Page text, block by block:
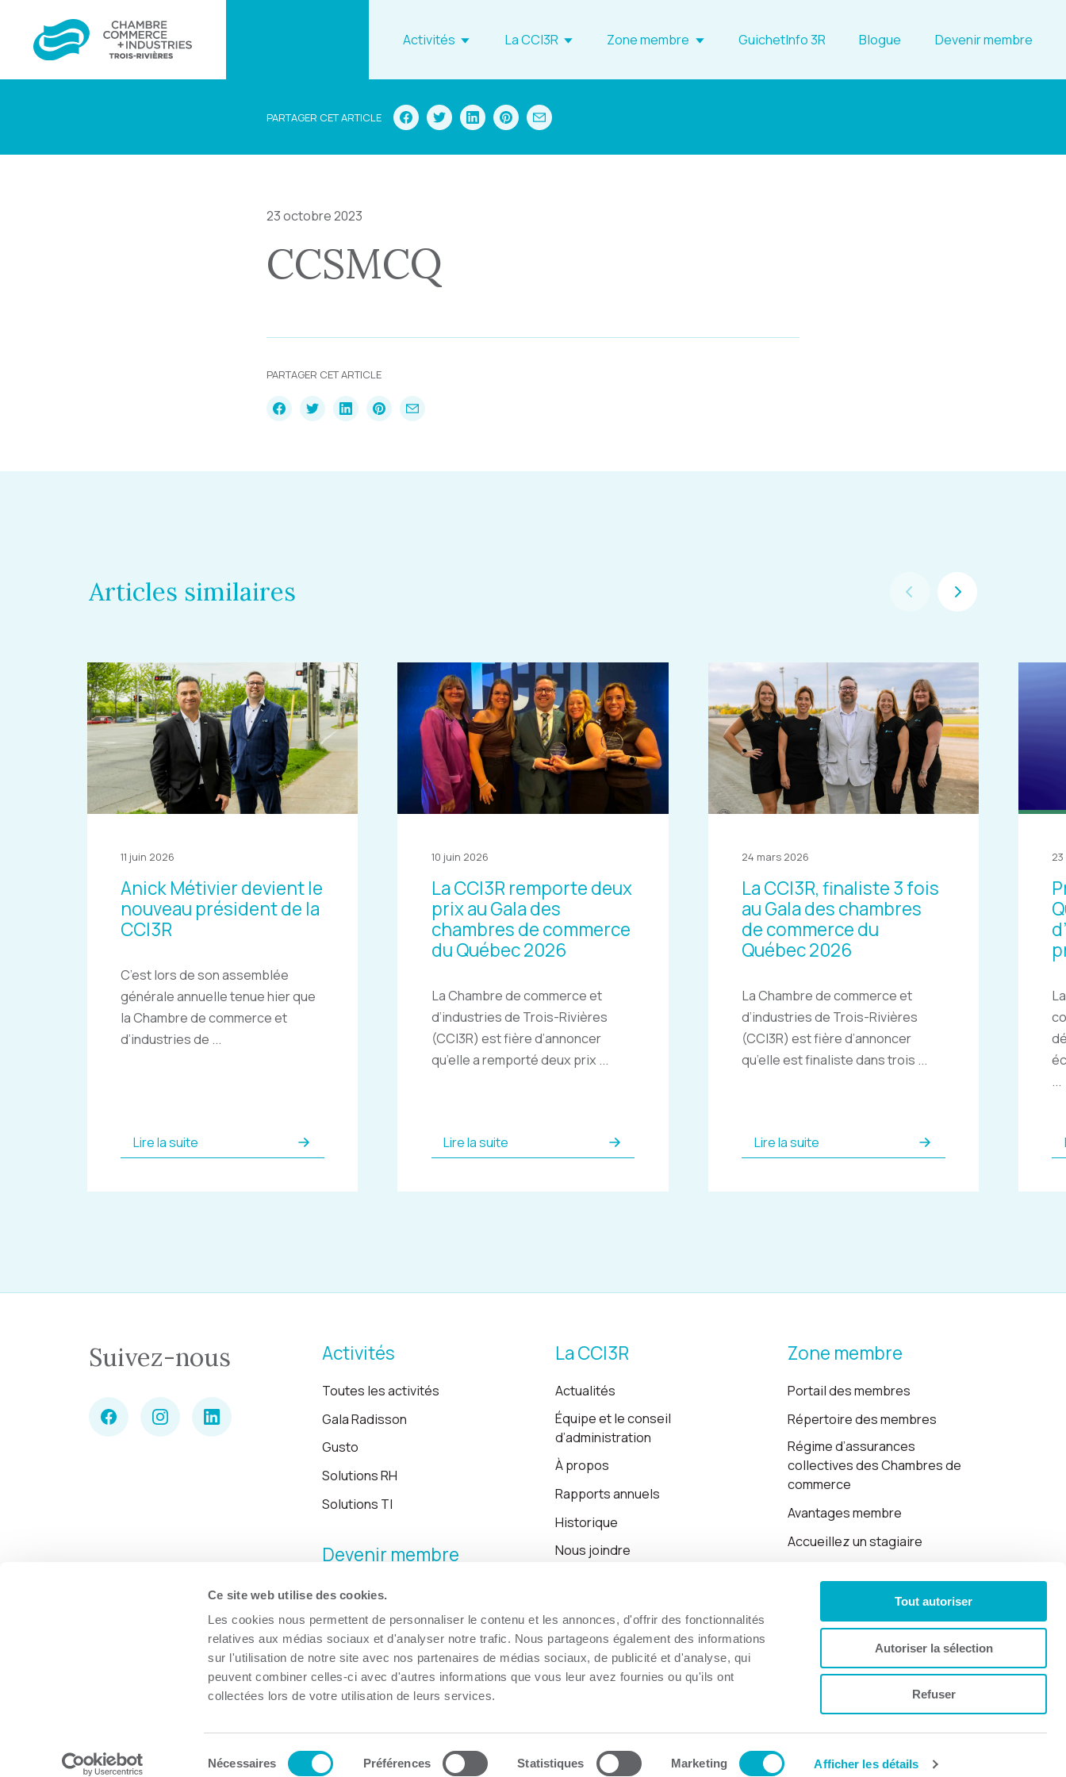
Ce site web utilise des cookies.
Les cookies nous permettent de personnaliser le contenu et les annonces, d'offrir des fonctionnalités
relatives aux médias sociaux et d'analyser notre trafic. Nous partageons également des informations
sur l'utilisation de notre site avec nos partenaires de médias sociaux, de publicité et d'analyse, qui
peuvent combiner celles-ci avec d'autres informations que vous leur avez fournies ou qu'ils ont
collectées lors de votre utilisation de leurs services.
Nécessaires Préférences Statistiques Marketing Afficher les détails
Tout autoriser
Autoriser la sélection
Refuser
Activités La CCI3R Zone membre GuichetInfo 3R Blogue Devenir membre
PARTAGER CET ARTICLE
23 octobre 2023
CCSMCQ
PARTAGER CET ARTICLE
Articles similaires
11 juin 2026
Anick Métivier devient le
nouveau président de la
CCI3R
C’est lors de son assemblée
générale annuelle tenue hier que
la Chambre de commerce et
d’industries de ...
Lire la suite
10 juin 2026
La CCI3R remporte deux
prix au Gala des
chambres de commerce
du Québec 2026
La Chambre de commerce et
d’industries de Trois-Rivières
(CCI3R) est fière d’annoncer
qu’elle a remporté deux prix ...
Lire la suite
24 mars 2026
La CCI3R, finaliste 3 fois
au Gala des chambres
de commerce du
Québec 2026
La Chambre de commerce et
d’industries de Trois-Rivières
(CCI3R) est fière d’annoncer
qu’elle est finaliste dans trois ...
Lire la suite
...
Suivez-nous Activités
Toutes les activités
Gala Radisson
Gusto
Solutions RH
Solutions TI
Devenir membre
La CCI3R
Actualités
Équipe et le conseil
d’administration
À propos
Rapports annuels
Historique
Nous joindre
Zone membre
Portail des membres
Répertoire des membres
Régime d’assurances
collectives des Chambres de
commerce
Avantages membre
Accueillez un stagiaire
Politique de confidentialité
© Chambre de commerce et d'industries de Trois-Rivières, 2026. Site web par 👉